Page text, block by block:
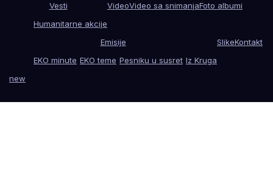
Vesti
Humanitarne akcije
VideoVideo sa snimanjaFoto albumi
Emisije
EKO minute EKO teme Pesniku u susret Iz Kruga
SlikeKontakt
new